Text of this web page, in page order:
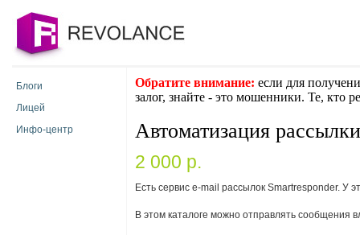
Блоги
Лицей
Инфо-центр
Обратите внимание: если для
залог, знайте - это мошенники. Те, кто
Автоматизация
2 000 p.
Есть сервис e-mail рассылок Smartresponder. У
В этом каталоге можно отправлять сообщения